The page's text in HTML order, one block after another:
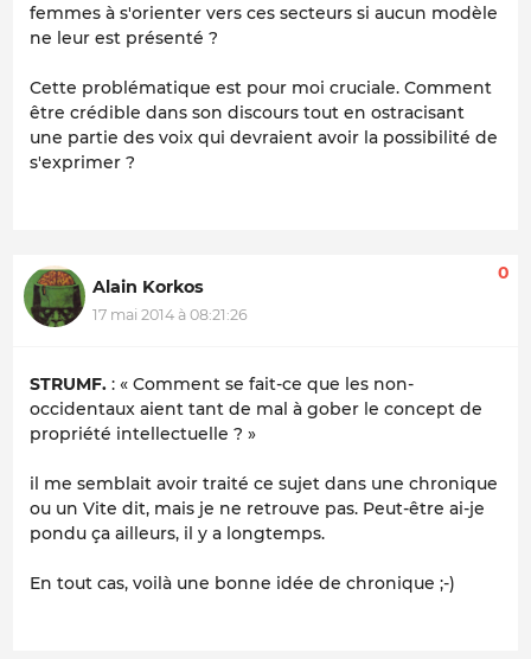
femmes à s'orienter vers ces secteurs si aucun modèle
ne leur est présenté ?
Cette problématique est pour moi cruciale. Comment
être crédible dans son discours tout en ostracisant
une partie des voix qui devraient avoir la possibilité de
s'exprimer ?
Alain Korkos
17 mai 2014 à 08:21:26
0
STRUMF. : « Comment se fait-ce que les non-
occidentaux aient tant de mal à gober le concept de
propriété intellectuelle ? »
il me semblait avoir traité ce sujet dans une chronique
ou un Vite dit, mais je ne retrouve pas. Peut-être ai-je
pondu ça ailleurs, il y a longtemps.
En tout cas, voilà une bonne idée de chronique ;-)